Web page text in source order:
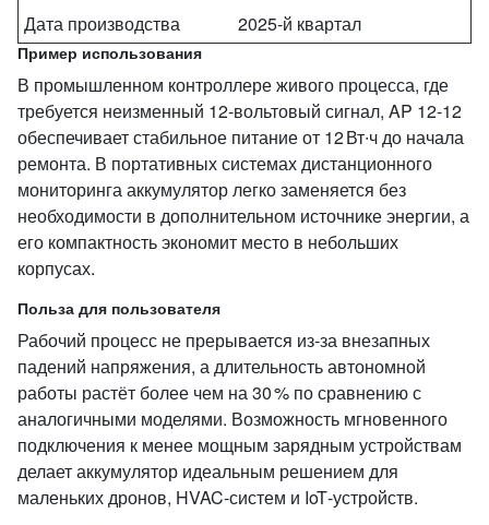
Дата производства
2025‑й квартал
Пример использования
В промышленном контроллере живого процесса, где
требуется неизменный 12‑вольтовый сигнал, AP 12‑12
обеспечивает стабильное питание от 12 Вт∙ч до начала
ремонта. В портативных системах дистанционного
мониторинга аккумулятор легко заменяется без
необходимости в дополнительном источнике энергии, а
его компактность экономит место в небольших
корпусах.
Польза для пользователя
Рабочий процесс не прерывается из‑за внезапных
падений напряжения, а длительность автономной
работы растёт более чем на 30 % по сравнению с
аналогичными моделями. Возможность мгновенного
подключения к менее мощным зарядным устройствам
делает аккумулятор идеальным решением для
маленьких дронов, HVAC‑систем и IoT‑устройств.